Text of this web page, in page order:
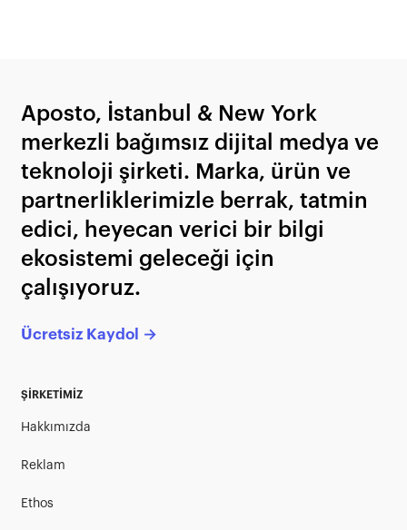
Aposto, İstanbul & New York
merkezli bağımsız dijital medya ve
teknoloji şirketi. Marka, ürün ve
partnerliklerimizle berrak, tatmin
edici, heyecan verici bir bilgi
ekosistemi geleceği için
çalışıyoruz.
Ücretsiz Kaydol →
ŞİRKETİMİZ
Hakkımızda
Reklam
Ethos